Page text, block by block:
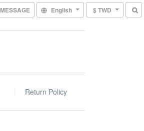
MESSAGE English $ TWD
Return Policy